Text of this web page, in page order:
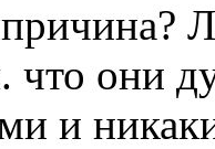
что они
и